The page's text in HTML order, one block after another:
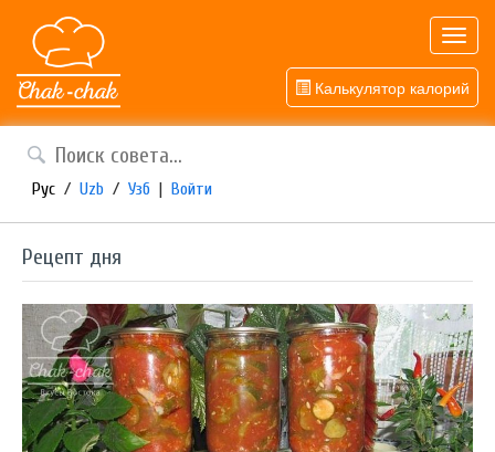
Калькулятор калорий
Рус / Uzb / Узб | Войти
Рецепт дня